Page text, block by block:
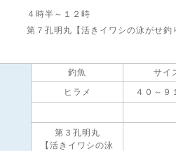
４時半～１２時
第７孔明丸【活きイワシの泳がせ釣
釣魚
サイ
ヒラメ
４０～９
第３孔明丸
【活きイワシの泳